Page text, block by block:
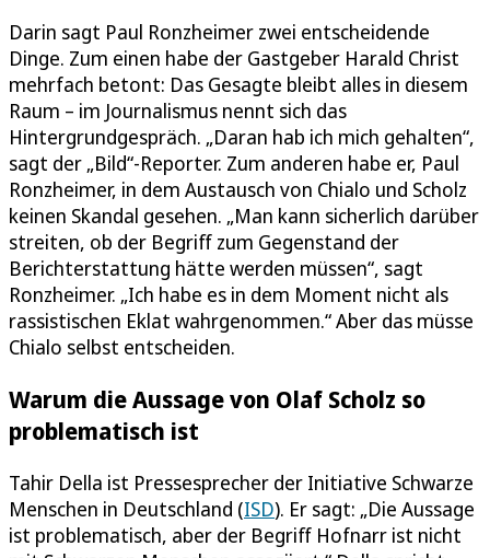
Darin sagt Paul Ronzheimer zwei entscheidende
Dinge. Zum einen habe der Gastgeber Harald Christ
mehrfach betont: Das Gesagte bleibt alles in diesem
Raum – im Journalismus nennt sich das
Hintergrundgespräch. „Daran hab ich mich gehalten“,
sagt der „Bild“-Reporter. Zum anderen habe er, Paul
Ronzheimer, in dem Austausch von Chialo und Scholz
keinen Skandal gesehen. „Man kann sicherlich darüber
streiten, ob der Begriff zum Gegenstand der
Berichterstattung hätte werden müssen“, sagt
Ronzheimer. „Ich habe es in dem Moment nicht als
rassistischen Eklat wahrgenommen.“ Aber das müsse
Chialo selbst entscheiden.
Warum die Aussage von Olaf Scholz so
problematisch ist
Tahir Della ist Pressesprecher der Initiative Schwarze
Menschen in Deutschland (ISD). Er sagt: „Die Aussage
ist problematisch, aber der Begriff Hofnarr ist nicht